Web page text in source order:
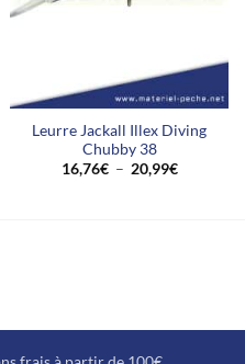
Leurre Jackall Illex Diving
Chubby 38
16,76€ – 20,99€Plage